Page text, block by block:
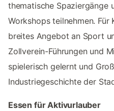
thematische Spaziergänge
Workshops teilnehmen.
breites Angebot an Sport
Zollverein-Führungen und
spielerisch gelernt und
Industriegeschichte der
Essen für Aktivurlauber